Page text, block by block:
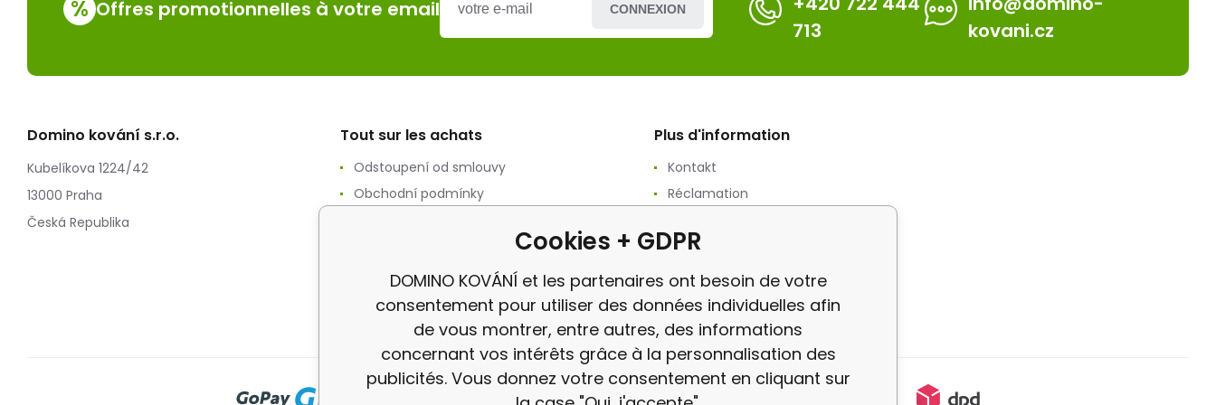
% Offres promotionnelles à votre email CONNEXION
713
kovani.cz
Domino kování s.r.o.
Kubelíkova 1224/42
13000 Praha
Česká Republika
Tout sur les achats
Odstoupení od smlouvy
Obchodní podmínky
Splátkový prodej
Doprava
Plus d'information
Kontakt
Réclamation
Cookies + GDPR
DOMINO KOVÁNÍ et les partenaires ont besoin de votre
consentement pour utiliser des données individuelles afin
de vous montrer, entre autres, des informations
concernant vos intérêts grâce à la personnalisation des
publicités. Vous donnez votre consentement en cliquant sur